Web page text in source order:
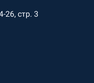
26, стр. 3